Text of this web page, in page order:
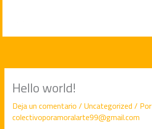
Hello world!
Deja un comentario/Uncategorized/ Por
colectivoporamoralarte99@gmail.com